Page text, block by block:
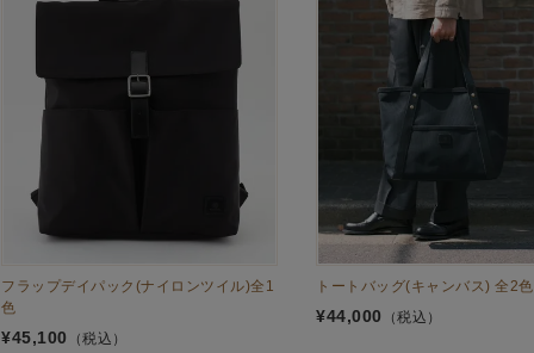
フラップデイパック(ナイロンツイル)全1
色
¥45,100 （税込）
トートバッグ(キャンバス) 全2色
¥44,000 （税込）